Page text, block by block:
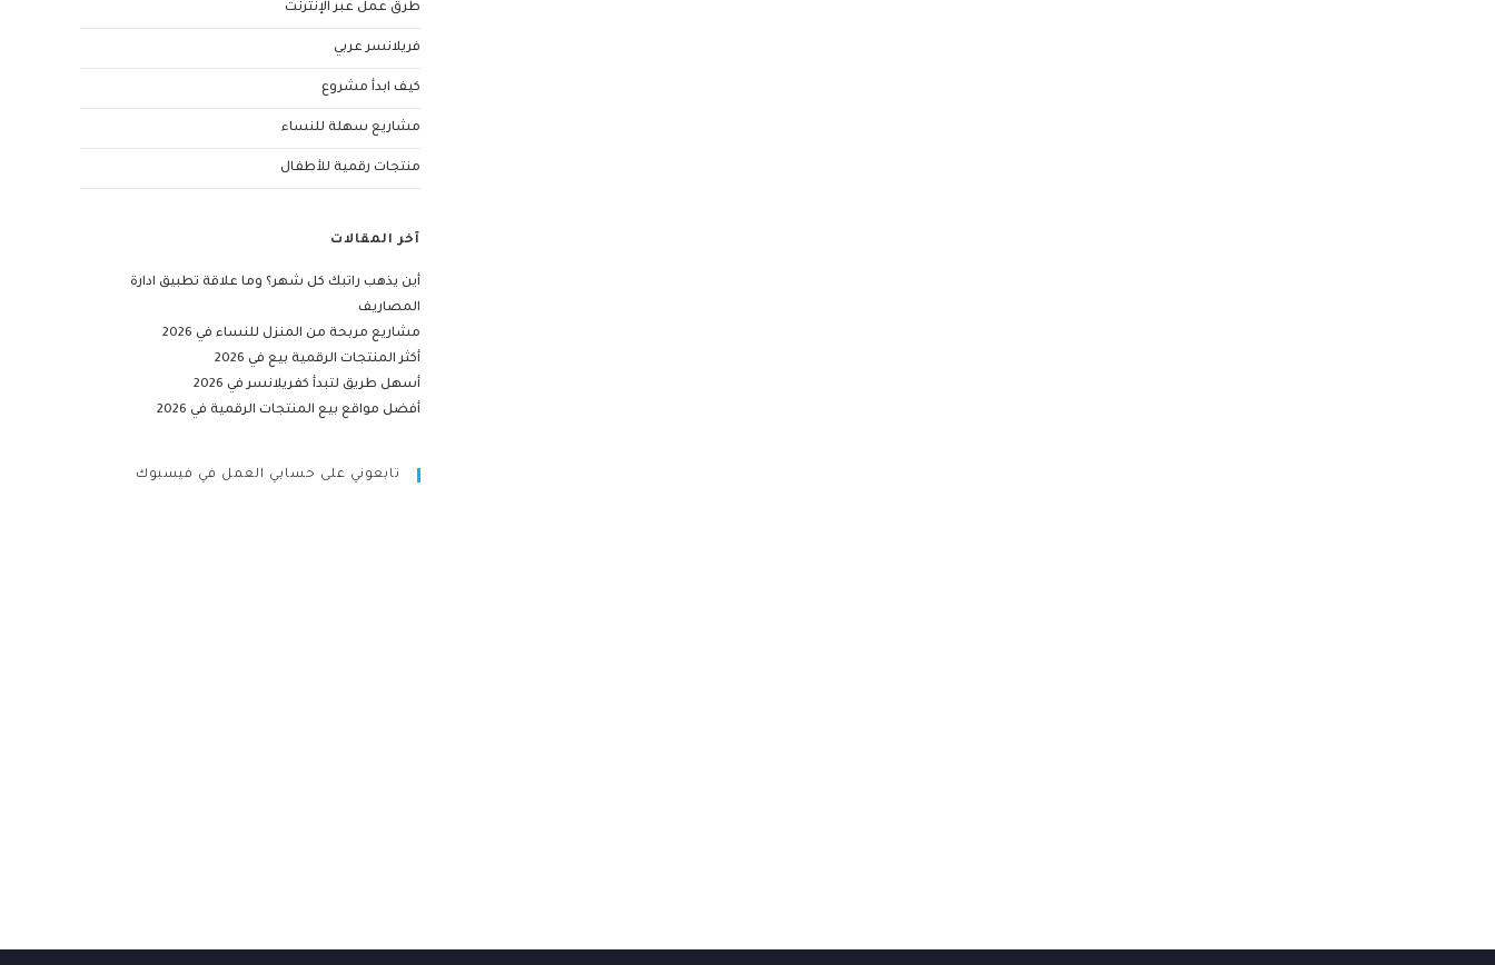
طرق عمل عبر الإنترنت
فريلانسر عربي
كيف ابدأ مشروع
مشاريع سهلة للنساء
منتجات رقمية للأطفال
آخر المقالات
أين يذهب راتبك كل شهر؟ وما علاقة تطبيق ادارة
المصاريف
مشاريع مربحة من المنزل للنساء في 2026
أكثر المنتجات الرقمية بيع في 2026
أسهل طريق لتبدأ كفريلانسر في 2026
أفضل مواقع بيع المنتجات الرقمية في 2026
تابعوني على حسابي العمل في فيسبوك